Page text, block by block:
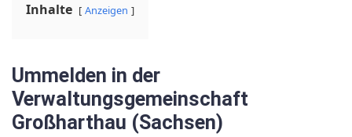
Inhalte Anzeigen
Ummelden in der
Verwaltungsgemeinschaft
Großharthau (Sachsen)